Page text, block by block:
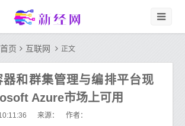
首页 互联网 正文
器和群集管理与编排平台现
Azure市场上可用
来源： 作者：